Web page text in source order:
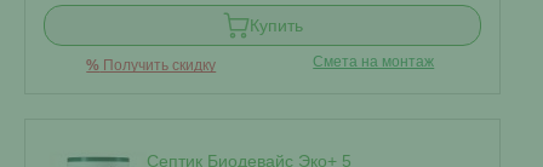
Купить
% Получить скидку Смета на монтаж
Септик Биодевайс Эко+ 5